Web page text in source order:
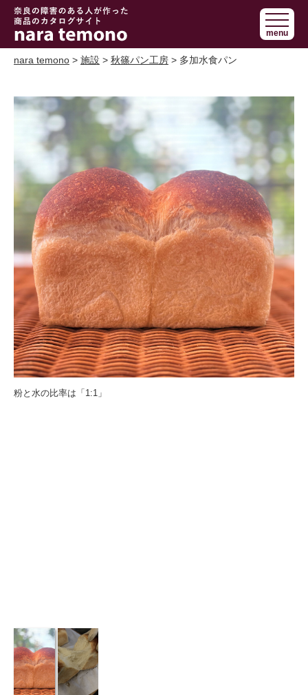
奈良で障害の
ある人の手作
り商品 nara
menu
nara temono > 施設 > 秋篠パン工房 > 多加水食パン
粉と水の比率は「1:1」